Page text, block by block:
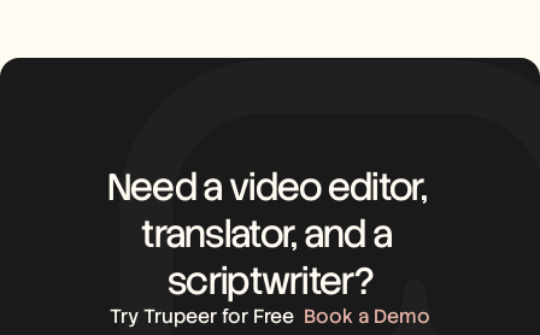
Need a video editor,
translator, and a
scriptwriter?
Try Trupeer for Free Book a Demo